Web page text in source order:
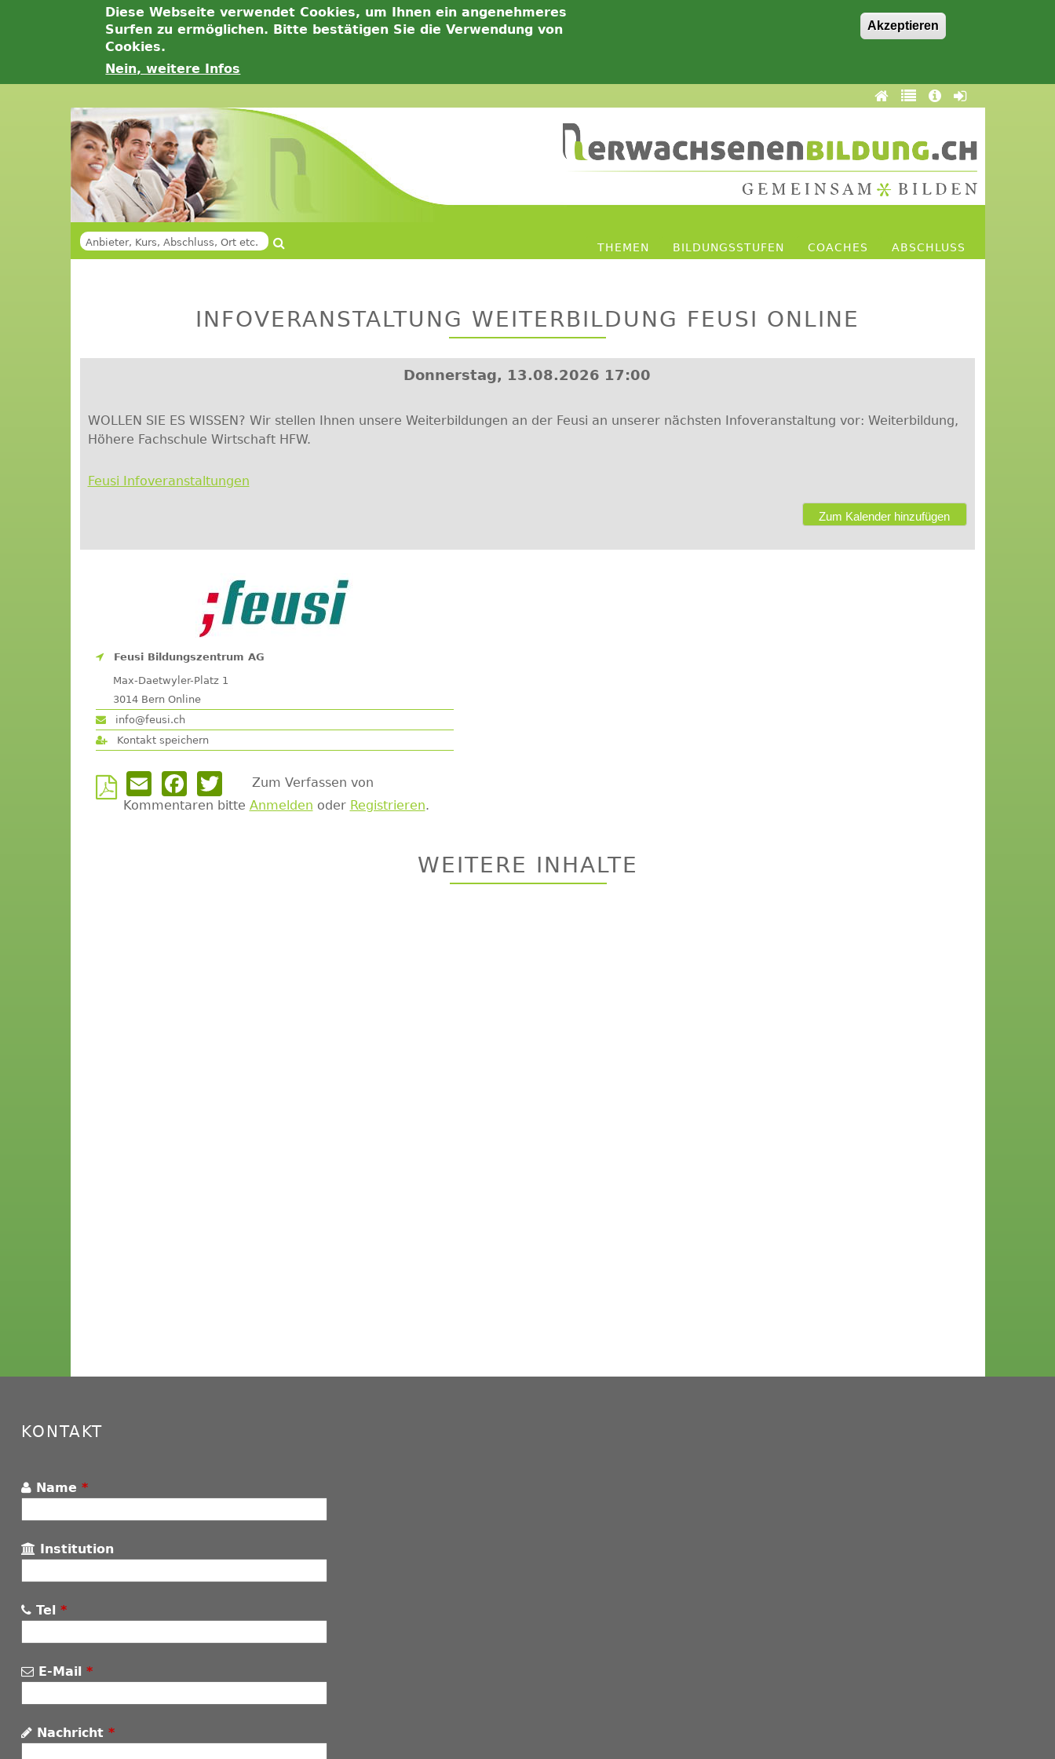
Diese Webseite verwendet Cookies, um Ihnen ein angenehmeres
Surfen zu ermöglichen. Bitte bestätigen Sie die Verwendung von
Cookies.
Nein, weitere Infos
Akzeptieren
Suche
THEMEN BILDUNGSSTUFEN COACHES ABSCHLUSS
INFOVERANSTALTUNG WEITERBILDUNG FEUSI ONLINE
Donnerstag, 13.08.2026 17:00
WOLLEN SIE ES WISSEN? Wir stellen Ihnen unsere Weiterbildungen an der Feusi an unserer nächsten Infoveranstaltung vor: Weiterbildung,
Höhere Fachschule Wirtschaft HFW.
Feusi Infoveranstaltungen
Zum Kalender hinzufügen
Feusi Bildungszentrum AG
Max-Daetwyler-Platz 1
3014 Bern Online
info@feusi.ch
Kontakt speichern
EmailFacebook
Twitter
Zum Verfassen von
Kommentaren bitte Anmelden oder Registrieren.
WEITERE INHALTE
KONTAKT
Name *
Institution
Tel *
E-Mail *
Nachricht *